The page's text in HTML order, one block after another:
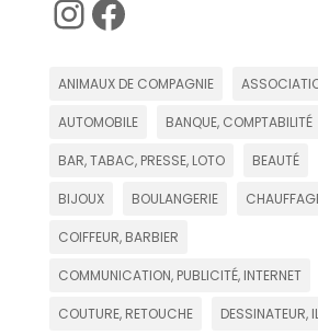
Instagram
Facebook
ANIMAUX DE COMPAGNIE
AUTOMOBILE BANQUE, COMPTABILITÉ
BAR, TABAC, PRESSE, LOTO BEAUTÉ
BIJOUX BOULANGERIE
COIFFEUR, BARBIER
COMMUNICATION, PUBLICITÉ, INTERNET
COUTURE, RETOUCHE DESSINATEUR,